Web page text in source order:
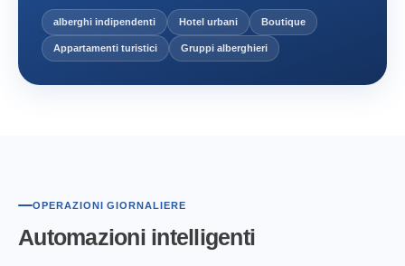
alberghi indipendenti Hotel urbani Boutique
Appartamenti turistici Gruppi alberghieri
OPERAZIONI GIORNALIERE
Automazioni intelligenti